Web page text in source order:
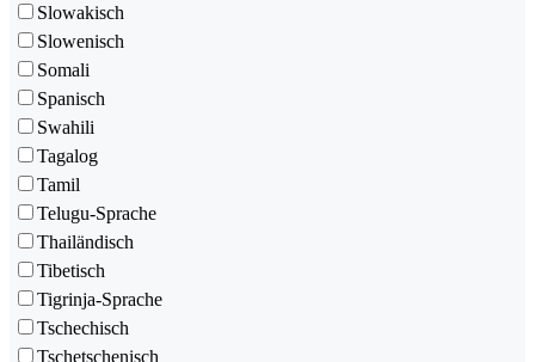
Slowakisch
Slowenisch
Somali
Spanisch
Swahili
Tagalog
Tamil
Telugu-Sprache
Thailändisch
Tibetisch
Tigrinja-Sprache
Tschechisch
Tschetschenisch